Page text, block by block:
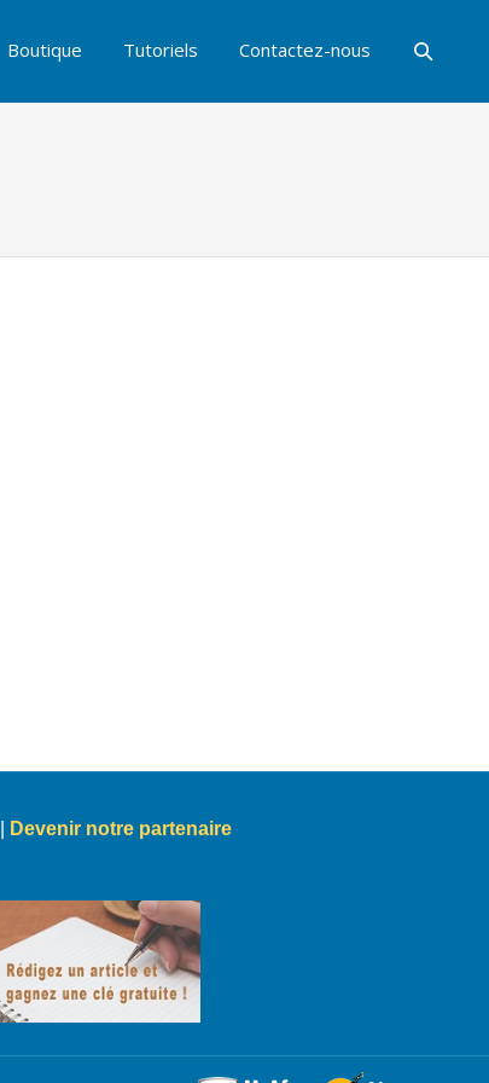
Boutique Tutoriels Contactez-nous
Devenir notre partenaire